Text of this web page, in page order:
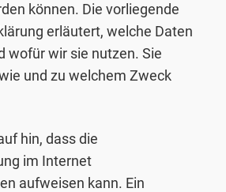
können. Die vorliegende
erläutert, welche Daten
wofür wir sie nutzen. Sie
und zu welchem Zweck
hin, dass die
im Internet
aufweisen kann. Ein